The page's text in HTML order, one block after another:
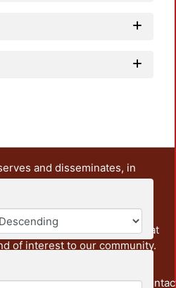
and disseminates, in
the teaching and research
It also includes some
documents from the
from other institutions that
of interest to our community.
Send